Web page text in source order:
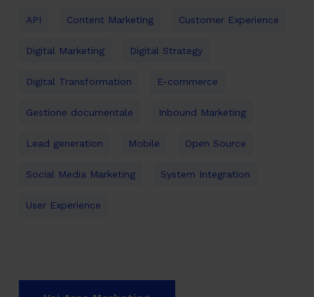
API Content Marketing Customer Experience
Digital Marketing Digital Strategy
Digital Transformation E-commerce
Gestione documentale Inbound Marketing
Lead generation Mobile Open Source
Social Media Marketing System Integration
User Experience